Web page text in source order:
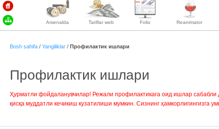
Arsenalda Tariflar web Folio Reanimator
Bosh sahifa / Yangiliklar / Профилактик ишлари
Профилактик ишлари
Ҳурматли фойдаланувчилар! Режали профилактикага оид ишлар
қисқа муддатли кечикиш кузатилиши мумкин. Сизнинг ҳамкорлигингизга